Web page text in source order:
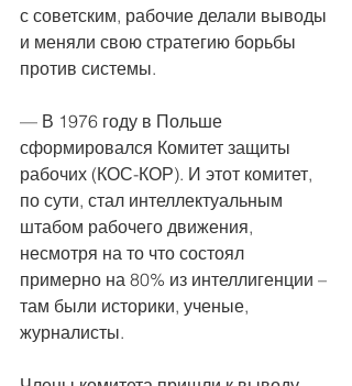
с советским, рабочие делали выводы
и меняли свою стратегию борьбы
против системы.
— В 1976 году в Польше
сформировался Комитет защиты
рабочих (КОС-КОР). И этот комитет,
по сути, стал интеллектуальным
штабом рабочего движения,
несмотря на то что состоял
примерно на 80% из интеллигенции –
там были историки, ученые,
журналисты.